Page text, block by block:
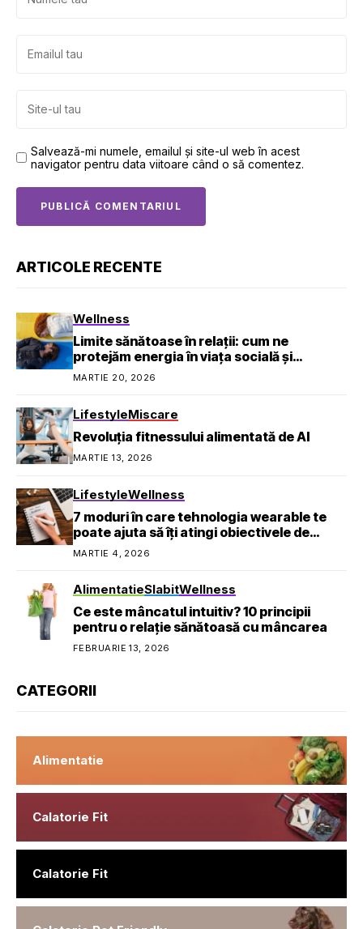
Salvează-mi numele, emailul și site-ul web în acest
navigator pentru data viitoare când o să comentez.
ARTICOLE RECENTE
Wellness
Limite sănătoase în relații: cum ne
protejăm energia în viața socială și
profesională
MARTIE 20, 2026
LifestyleMiscare
Revoluția fitnessului alimentată de AI
MARTIE 13, 2026
LifestyleWellness
7 moduri în care tehnologia wearable te
poate ajuta să îți atingi obiectivele de
sănătate
MARTIE 4, 2026
AlimentatieSlabitWellness
Ce este mâncatul intuitiv? 10 principii
pentru o relație sănătoasă cu mâncarea
FEBRUARIE 13, 2026
CATEGORII
Alimentatie
Calatorie Fit
Calatorie Fit